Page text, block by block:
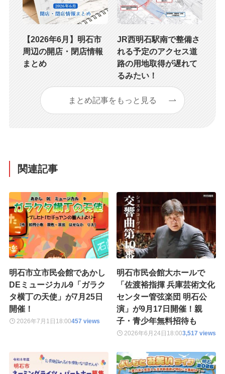
【2026年6月】明石市
周辺の開店・閉店情報
まとめ
JR西明石駅南で整備さ
れる予定のアクセス道
路の用地取得が遅れて
るみたい！
まとめ記事をもっと見る
関連記事
明石市立市民会館であかし
DEミュージカル9「ガラク
タ横丁の天使」が7月25日
開催！
2026年7月1日 18:00457 views
明石市民会館大ホールで
「佐渡裕指揮 兵庫芸術文化
センター管弦楽団 明石公
演」が9月17日開催！親
子・青少年無料招待も
2026年6月24日 18:003,517 views